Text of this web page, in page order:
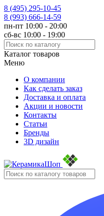
8 (495) 295-10-45
8 (993) 666-14-59
пн-пт 10:00 - 20:00
сб-вс 10:00 - 19:00
Каталог товаров
Меню
О компании
Как сделать заказ
Доставка и оплата
Акции и новости
Контакты
Статьи
Бренды
3D дизайн